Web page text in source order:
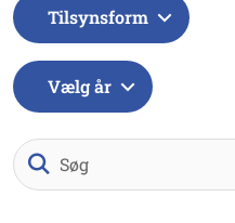
Tilsynsform
Vælg år